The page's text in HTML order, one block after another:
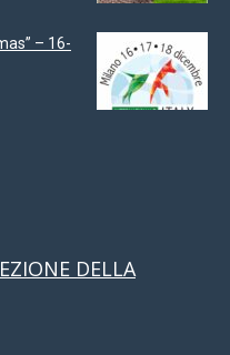
– 16-
DELLA